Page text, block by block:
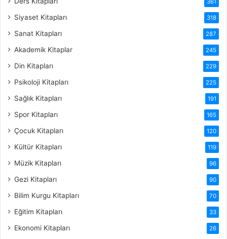
Siyaset Kitapları 318
Sanat Kitapları 287
Akademik Kitaplar 245
Din Kitapları 229
Psikoloji Kitapları 225
Sağlık Kitapları 191
Spor Kitapları 165
Çocuk Kitapları 120
Kültür Kitapları 119
Müzik Kitapları 96
Gezi Kitapları 90
Bilim Kurgu Kitapları 70
Eğitim Kitapları 33
Ekonomi Kitapları 26